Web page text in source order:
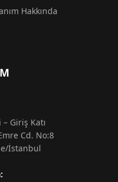
Hakkında
Giriş Katı
Cd. No:8
İstanbul